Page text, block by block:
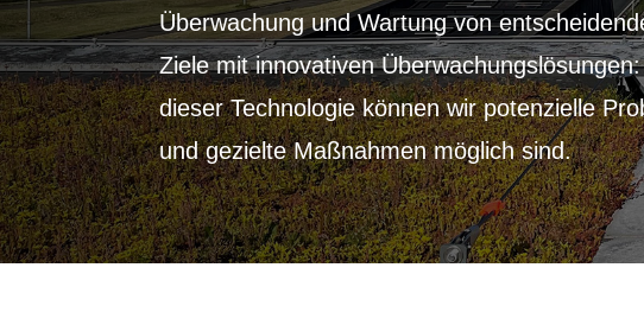
Überwachung und Wartung von
Ziele mit innovativen
dieser Technologie können wir potenzielle
und gezielte Maßnahmen möglich sind.